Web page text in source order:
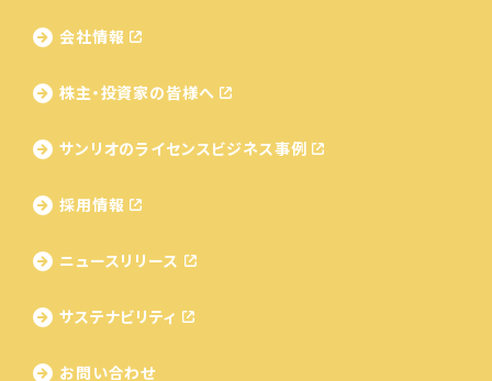
会社情報
株主・投資家の皆様へ
サンリオのライセンスビジネス事例
採用情報
ニュースリリース
サステナビリティ
お問い合わせ